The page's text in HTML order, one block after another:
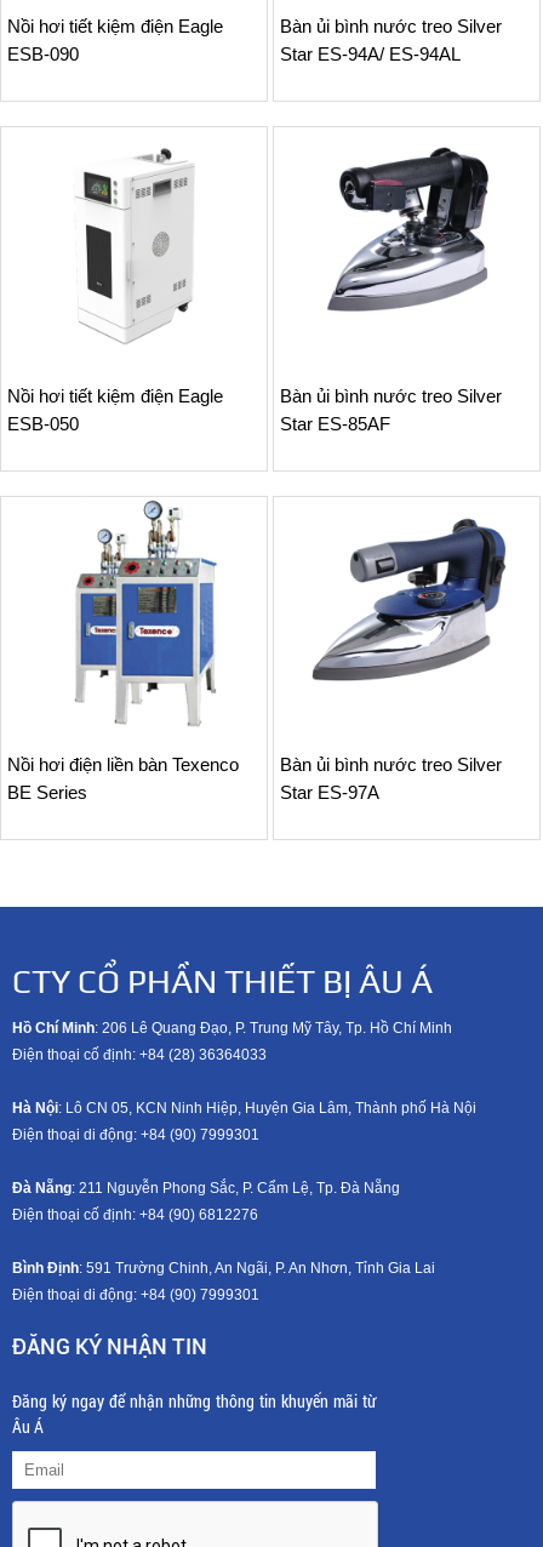
Nồi hơi tiết kiệm điện Eagle
ESB-090
Bàn ủi bình nước treo Silver
Star ES-94A/ ES-94AL
Nồi hơi tiết kiệm điện Eagle
ESB-050
Bàn ủi bình nước treo Silver
Star ES-85AF
Nồi hơi điện liền bàn Texenco
BE Series
Bàn ủi bình nước treo Silver
Star ES-97A
CTY CỔ PHẦN THIẾT BỊ ÂU Á
Hồ Chí Minh: 206 Lê Quang Đạo, P. Trung Mỹ Tây, Tp. Hồ Chí Minh
Điện thoại cố định: +84 (28) 36364033
Hà Nội: Lô CN 05, KCN Ninh Hiệp, Huyện Gia Lâm, Thành phố Hà Nội
Điện thoại di động: +84 (90) 7999301
Đà Nẵng: 211 Nguyễn Phong Sắc, P. Cẩm Lệ, Tp. Đà Nẵng
Điện thoại cố định: +84 (90) 6812276
Bình Định: 591 Trường Chinh, An Ngãi, P. An Nhơn, Tỉnh Gia Lai
Điện thoại di động: +84 (90) 7999301
ĐĂNG KÝ NHẬN TIN
Đăng ký ngay để nhận những thông tin khuyến mãi từ
Âu Á